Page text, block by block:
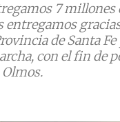
7
de Santa
con el fin